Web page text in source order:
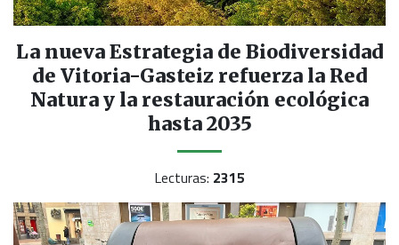
La nueva Estrategia de Biodiversidad
de Vitoria-Gasteiz refuerza la Red
Natura y la restauración ecológica
hasta 2035
Lecturas: 2315